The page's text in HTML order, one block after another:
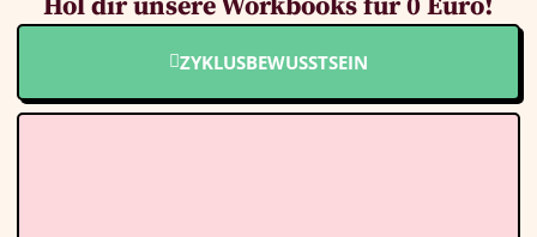
ZYKLUSBEWUSSTSEIN